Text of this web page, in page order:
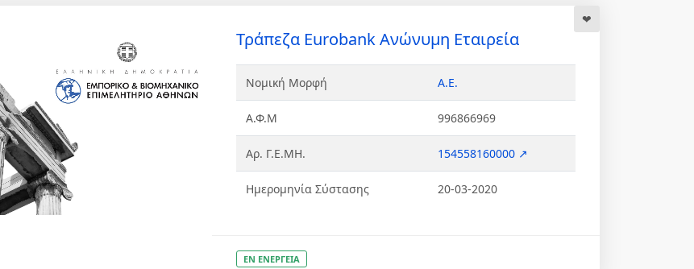
Τράπεζα Eurobank Ανώνυμη Εταιρεία
Νομική Μορφή Α.Ε.
Α.Φ.Μ 996866969
Αρ. Γ.Ε.ΜΗ. 154558160000 ↗
Ημερομηνία Σύστασης 20-03-2020
ΕΝ ΕΝΕΡΓΕΙΑ